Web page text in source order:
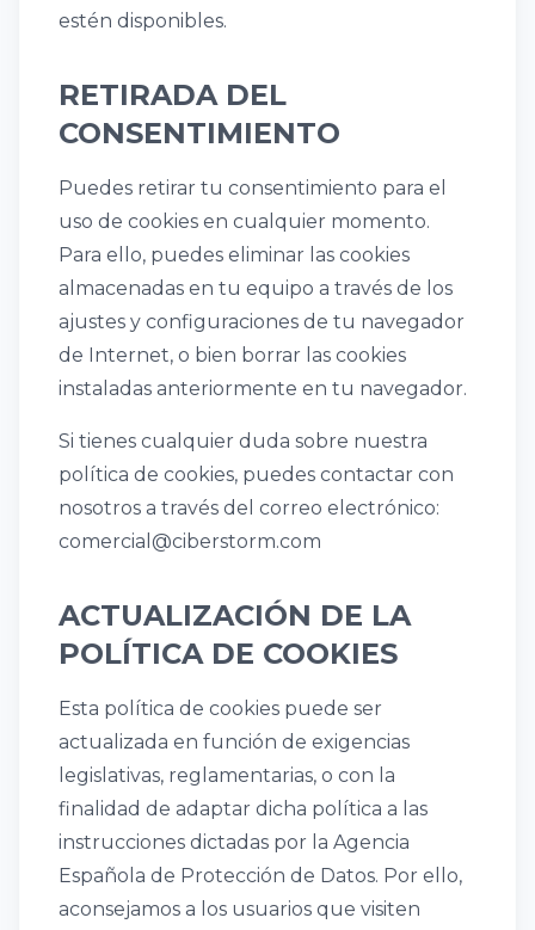
estén disponibles.
RETIRADA DEL
CONSENTIMIENTO
Puedes retirar tu consentimiento para el
uso de cookies en cualquier momento.
Para ello, puedes eliminar las cookies
almacenadas en tu equipo a través de los
ajustes y configuraciones de tu navegador
de Internet, o bien borrar las cookies
instaladas anteriormente en tu navegador.
Si tienes cualquier duda sobre nuestra
política de cookies, puedes contactar con
nosotros a través del correo electrónico:
comercial@ciberstorm.com
ACTUALIZACIÓN DE LA
POLÍTICA DE COOKIES
Esta política de cookies puede ser
actualizada en función de exigencias
legislativas, reglamentarias, o con la
finalidad de adaptar dicha política a las
instrucciones dictadas por la Agencia
Española de Protección de Datos. Por ello,
aconsejamos a los usuarios que visiten